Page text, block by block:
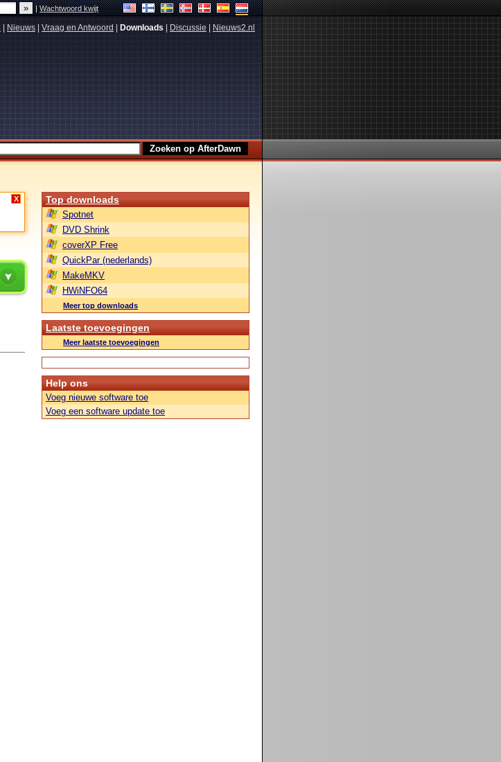
|Wachtwoord kwijt
Nieuws Vraag en Antwoord Downloads Discussie Nieuws2.nl
X Top downloads
Spotnet
DVD Shrink
coverXP Free
QuickPar (nederlands)
MakeMKV
HWiNFO64
Meer top downloads
Laatste toevoegingen
Meer laatste toevoegingen
Help ons
Voeg nieuwe software toe
Voeg een software update toe